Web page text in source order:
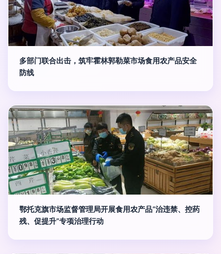
多部门联合出击，筑牢霍林郭勒菜市场食用农产品安全
防线
鄂托克旗市场监督管理局开展食用农产品“治违禁、控药
残、促提升”专项治理行动